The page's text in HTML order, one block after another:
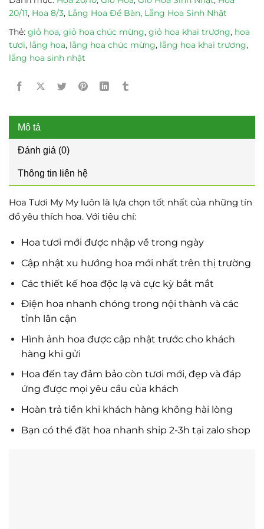
20/11, Hoa 8/3, Lẵng Hoa Để Bàn, Lẵng Hoa Sinh Nhật
Thẻ: giỏ hoa, giỏ hoa chúc mừng, giỏ hoa khai trương, hoa
tươi, lẵng hoa, lẵng hoa chúc mừng, lẵng hoa khai trương,
lẵng hoa sinh nhật
Mô tả
Đánh giá (0)
Thông tin liên hệ
Hoa Tươi My My luôn là lựa chọn tốt nhất của những tín
đồ yêu thích hoa. Với tiêu chí:
Hoa tươi mới được nhập về trong ngày
Cập nhật xu hướng hoa mới nhất trên thị trường
Các thiết kế hoa độc lạ và cực kỳ bắt mắt
Điện hoa nhanh chóng trong nội thành và các
tỉnh lân cận
Hình ảnh hoa được cập nhật trước cho khách
hàng khi gửi
Hoa đến tay đảm bảo còn tươi mới, đẹp và đáp
ứng được mọi yêu cầu của khách
Hoàn trả tiền khi khách hàng không hài lòng
Bạn có thể đặt hoa nhanh ship 2-3h tại zalo shop